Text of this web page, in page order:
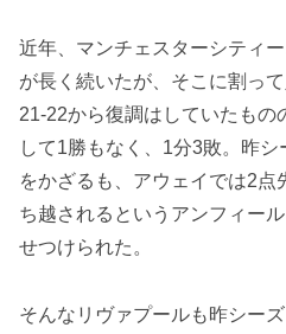
近年、マンチェスターシティ
が長く続いたが、そこに割っ
21-22から復調はしていたもの
して1勝もなく、1分3敗。昨
をかざるも、アウェイでは2
ち越されるというアンフィー
せつけられた。
そんなリヴァプールも昨シー